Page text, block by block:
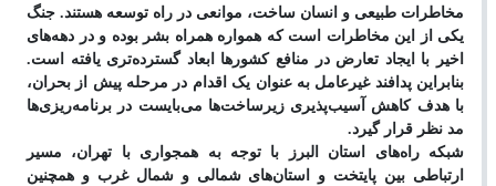
مخاطرات طبیعی و انسان ساخت، موانعی در راه توسعه هستند. جنگ
یکی از این مخاطرات است که همواره همراه بشر بوده و در دهههای
اخیر با ایجاد تعارض در منافع کشورها ابعاد گستردهتری یافته است.
بنابراین پدافند غیرعامل به عنوان یک اقدام در مرحله پیش از بحران،
با هدف کاهش آسیبپذیری زیرساختها میبایست در برنامهریزیها
مد نظر قرار گیرد.
شبکه راههای استان البرز با توجه به همجواری با تهران، مسیر
ارتباطی بین پایتخت و استانهای شمالی و شمال غرب و همچنین